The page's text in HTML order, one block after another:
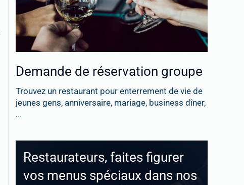
Demande de réservation groupe
Trouvez un restaurant pour enterrement de vie de
jeunes gens, anniversaire, mariage, business dîner,
...
Restaurateurs, faites figurer
vos menus spéciaux dans nos